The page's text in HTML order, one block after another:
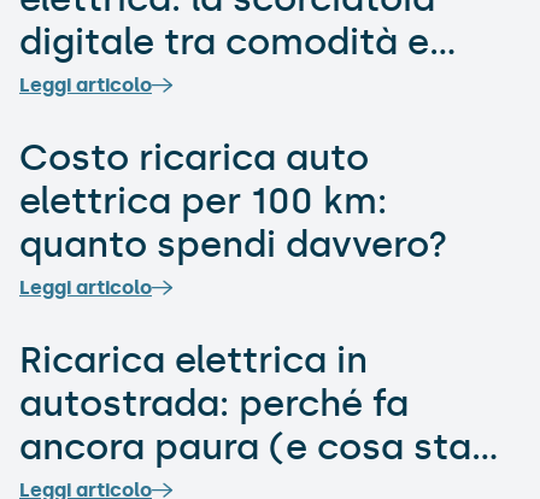
digitale tra comodità e
sicurezza
Leggi articolo
Costo ricarica auto
elettrica per 100 km:
quanto spendi davvero?
Leggi articolo
Ricarica elettrica in
autostrada: perché fa
ancora paura (e cosa sta
Leggi articolo